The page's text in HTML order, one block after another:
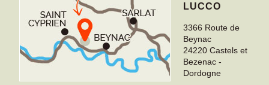
LUCCO
3366 Route de
Beynac
24220 Castels et
Bezenac -
Dordogne